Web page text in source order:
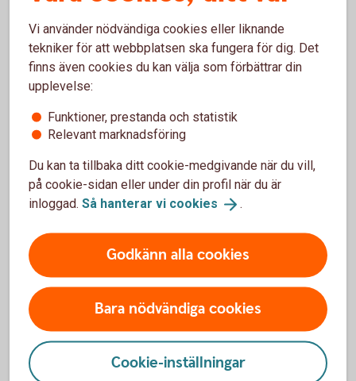
Fler tjänster
fler tjänster beroende på vad du och ditt företag
behöver. Med rätt konton, kort och smidiga sätt att
betala och ta betalt kan du fokusera på att driva
ditt företag.
Ta betalt av dina kunder
Vi använder nödvändiga cookies eller liknande
tekniker för att webbplatsen ska fungera för dig. Det
finns även cookies du kan välja som förbättrar din
upplevelse:
Funktioner, prestanda och statistik
Relevant marknadsföring
Du kan ta tillbaka ditt cookie-medgivande när du vill,
på cookie-sidan eller under din profil när du är
inloggad. Så hanterar vi cookies .
Godkänn alla cookies
Bara nödvändiga cookies
Cookie-inställningar